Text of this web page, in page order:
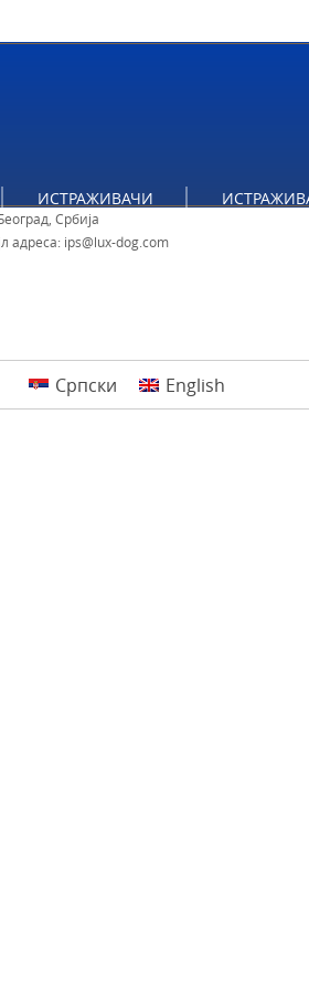
ИСТРАЖИВАЧИ
Србија
адреса: ips@lux-dog.com
Српски English